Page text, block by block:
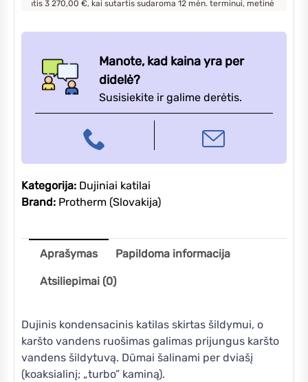
3 270,00€, kai sutartis sudaroma12mėn. terminui, metinė palūkanų
Manote, kad kaina yra per
didelė?
Susisiekite ir galime derėtis.
Kategorija: Dujiniai katilai
Brand: Protherm (Slovakija)
Aprašymas Papildoma informacija
Atsiliepimai (0)
Dujinis kondensacinis katilas skirtas šildymui, o
karšto vandens ruošimas galimas prijungus karšto
vandens šildytuvą. Dūmai šalinami per dviašį
(koaksialinį; „turbo” kaminą).